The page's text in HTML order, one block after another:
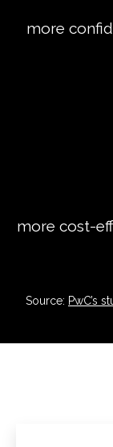
more
more cost-
Source: PwC’s